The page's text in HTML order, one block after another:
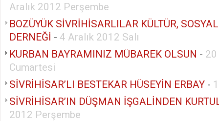
Aralık 2012 Perşembe
BOZÜYÜK SİVRİHİSARLILAR KÜLTÜR,
DERNEĞİ - 4 Aralık 2012 Salı
KURBAN BAYRAMINIZ MÜBAREK OLSUN -
Cumartesi
SİVRİHİSAR’LI BESTEKAR HÜSEYİN ERBAY -
SİVRİHİSAR’IN DÜŞMAN İŞGALİNDEN
2012 Perşembe